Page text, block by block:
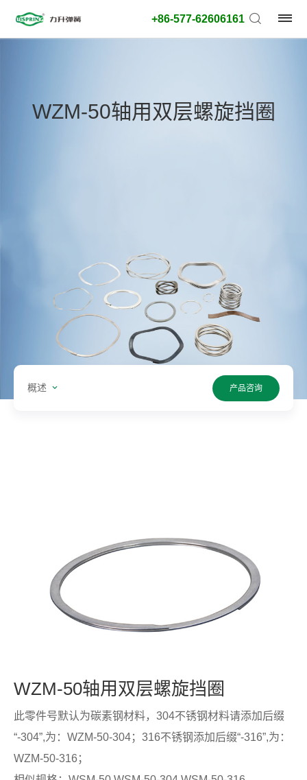
+86-577-62606161
类
索
类
型:
单
位:
WZM-50轴用双层螺旋挡圈
概述 产品咨询
WZM-50轴用双层螺旋挡圈
此零件号默认为碳素钢材料，304不锈钢材料请添加后缀
“-304”,为：WZM-50-304；316不锈钢添加后缀“-316”,为：
WZM-50-316；